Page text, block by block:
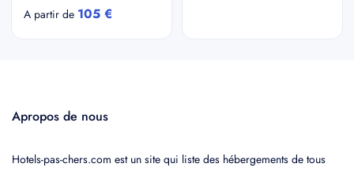
A partir de 105 €
Apropos de nous
Hotels-pas-chers.com est un site qui liste des hébergements de tous